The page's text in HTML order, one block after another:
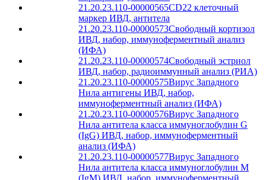
21.20.23.110-00000565CD22 клеточный
маркер ИВД, антитела
21.20.23.110-00000573Свободный кортизол
ИВД, набор, иммуноферментный анализ
(ИФА)
21.20.23.110-00000574Свободный эстриол
ИВД, набор, радиоиммунный анализ (РИА)
21.20.23.110-00000575Вирус Западного
Нила антигены ИВД, набор,
иммуноферментный анализ (ИФА)
21.20.23.110-00000576Вирус Западного
Нила антитела класса иммуноглобулин G
(IgG) ИВД, набор, иммуноферментный
анализ (ИФА)
21.20.23.110-00000577Вирус Западного
Нила антитела класса иммуноглобулин М
(IgМ) ИВД, набор, иммуноферментный